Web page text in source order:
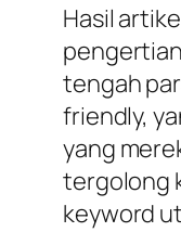
Hasil
tengah
friendly,
yang
tergolong
keyword